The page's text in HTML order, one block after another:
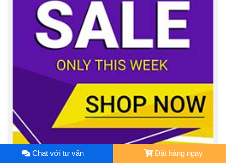
Chat với tư vấn Đặt hàng ngay